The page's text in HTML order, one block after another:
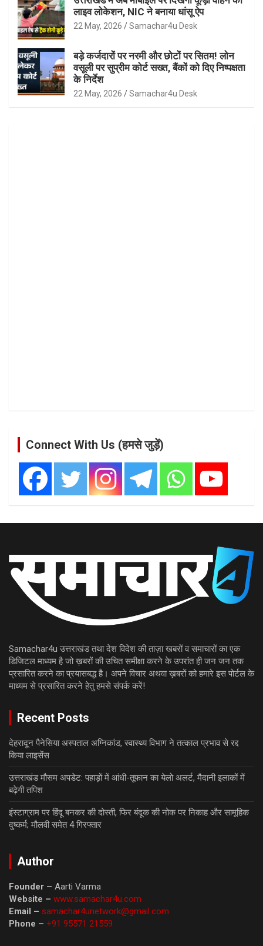
लाइव लोकेशन, NIC ने बनाया धांसू ऐप
22 May, 2026 Samachar4u Desk
बड़े कर्जदारों पर नरमी और छोटों पर सितम! लोन
वसूली पर सुप्रीम कोर्ट सख्त, बैंकों को दिए निष्पक्षता
के निर्देश
22 May, 2026 Samachar4u Desk
Connect With Us (हमसे जुड़ें)
Samachar4u उत्तराखंड तथा देश विदेश की ताज़ा खबरों व समाचारों का एक
डिजिटल माध्यम है जो ख़बरों की उचित समीक्षा करने के उपरांत ही जन जन तक
प्रसारित करने का प्रयासबद्ध है। अपने विचार अथवा ख़बरों को हमारे इस पोर्टल के
माध्यम से प्रसारित करने हेतु हमसे संपर्क करें!
Recent Posts
देहरादून पैनेसिया अस्पताल अग्निकांड, स्वास्थ्य विभाग ने तत्काल प्रभाव से रद्द
किया लाइसेंस
उत्तराखंड मौसम अपडेट: पहाड़ों में आंधी-तूफान का येलो अलर्ट, मैदानी इलाकों में
बढ़ेगी तपिश
इंस्टाग्राम पर हिंदू बनकर की दोस्ती, फिर बंदूक की नोक पर निकाह और सामूहिक
दुष्कर्म; मौलवी समेत 4 गिरफ्तार
Author
Founder – Aarti Varma
Website – www.samachar4u.com
Email – samachar4unetwork@gmail.com
Phone – +91 95571 21559